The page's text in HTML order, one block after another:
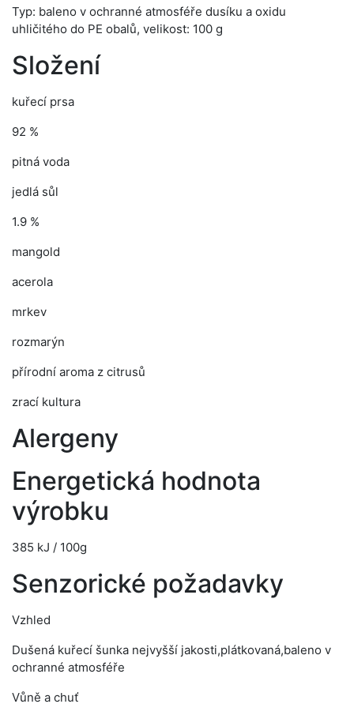
Typ: baleno v ochranné atmosféře dusíku a oxidu
uhličitého do PE obalů, velikost: 100 g
Složení
kuřecí prsa
92 %
pitná voda
jedlá sůl
1.9 %
mangold
acerola
mrkev
rozmarýn
přírodní aroma z citrusů
zrací kultura
Alergeny
Energetická hodnota
výrobku
385 kJ / 100g
Senzorické požadavky
Vzhled
Dušená kuřecí šunka nejvyšší jakosti,plátkovaná,baleno v
ochranné atmosféře
Vůně a chuť